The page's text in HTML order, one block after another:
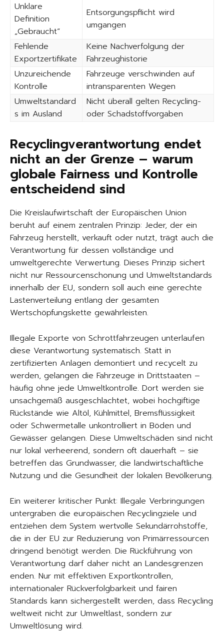
Unklare
Definition
„Gebraucht“
Entsorgungspflicht wird
umgangen
Fehlende
Exportzertifikate
Keine Nachverfolgung der
Fahrzeughistorie
Unzureichende
Kontrolle
Fahrzeuge verschwinden auf
intransparenten Wegen
Umweltstandard
s im Ausland
Nicht überall gelten Recycling-
oder Schadstoffvorgaben
Recyclingverantwortung endet
nicht an der Grenze – warum
globale Fairness und Kontrolle
entscheidend sind
Die Kreislaufwirtschaft der Europäischen Union
beruht auf einem zentralen Prinzip: Jeder, der ein
Fahrzeug herstellt, verkauft oder nutzt, trägt auch die
Verantwortung für dessen vollständige und
umweltgerechte Verwertung. Dieses Prinzip sichert
nicht nur Ressourcenschonung und Umweltstandards
innerhalb der EU, sondern soll auch eine gerechte
Lastenverteilung entlang der gesamten
Wertschöpfungskette gewährleisten.
Illegale Exporte von Schrottfahrzeugen unterlaufen
diese Verantwortung systematisch. Statt in
zertifizierten Anlagen demontiert und recycelt zu
werden, gelangen die Fahrzeuge in Drittstaaten –
häufig ohne jede Umweltkontrolle. Dort werden sie
unsachgemäß ausgeschlachtet, wobei hochgiftige
Rückstände wie Altöl, Kühlmittel, Bremsflüssigkeit
oder Schwermetalle unkontrolliert in Böden und
Gewässer gelangen. Diese Umweltschäden sind nicht
nur lokal verheerend, sondern oft dauerhaft – sie
betreffen das Grundwasser, die landwirtschaftliche
Nutzung und die Gesundheit der lokalen Bevölkerung.
Ein weiterer kritischer Punkt: Illegale Verbringungen
untergraben die europäischen Recyclingziele und
entziehen dem System wertvolle Sekundärrohstoffe,
die in der EU zur Reduzierung von Primärressourcen
dringend benötigt werden. Die Rückführung von
Verantwortung darf daher nicht an Landesgrenzen
enden. Nur mit effektiven Exportkontrollen,
internationaler Rückverfolgbarkeit und fairen
Standards kann sichergestellt werden, dass Recycling
weltweit nicht zur Umweltlast, sondern zur
Umweltlösung wird.